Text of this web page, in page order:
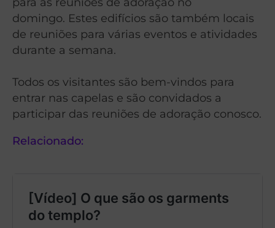
domingo. Estes edifícios são também locais
de reuniões para várias eventos e atividades
durante a semana.
Todos os visitantes são bem-vindos para
entrar nas capelas e são convidados a
participar das reuniões de adoração conosco.
Relacionado: